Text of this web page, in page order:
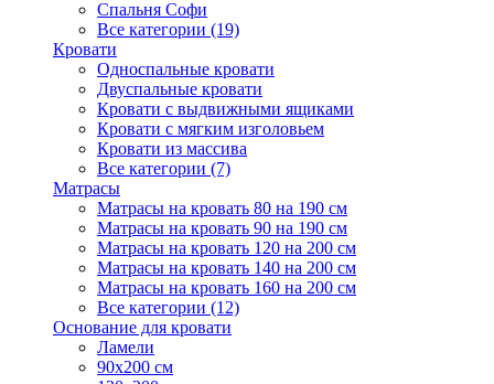
Спальня Софи
Все категории (19)
Кровати
Односпальные кровати
Двуспальные кровати
Кровати с выдвижными ящиками
Кровати с мягким изголовьем
Кровати из массива
Все категории (7)
Матрасы
Матрасы на кровать 80 на 190 см
Матрасы на кровать 90 на 190 см
Матрасы на кровать 120 на 200 см
Матрасы на кровать 140 на 200 см
Матрасы на кровать 160 на 200 см
Все категории (12)
Основание для кровати
Ламели
90х200 см